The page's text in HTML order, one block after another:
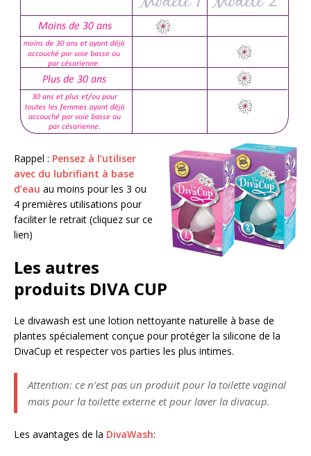
Rappel : Pensez à l’utiliser
avec du lubrifiant à base
d’eau au moins pour les 3 ou
4 premières utilisations pour
faciliter le retrait (cliquez sur ce
lien)
Les autres
produits DIVA CUP
Le divawash est une lotion nettoyante naturelle à base de
plantes spécialement conçue pour protéger la silicone de la
DivaCup et respecter vos parties les plus intimes.
Attention: ce n’est pas un produit pour la toilette vaginal
mais pour la toilette externe et pour laver la divacup.
Les avantages de la DivaWash: